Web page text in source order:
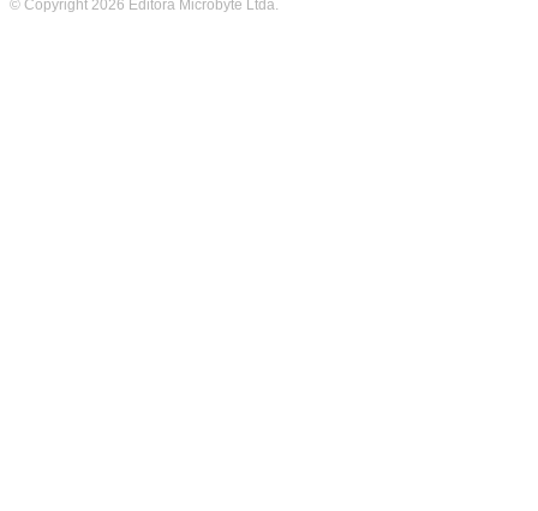
© Copyright 2026 Editora Microbyte Ltda.